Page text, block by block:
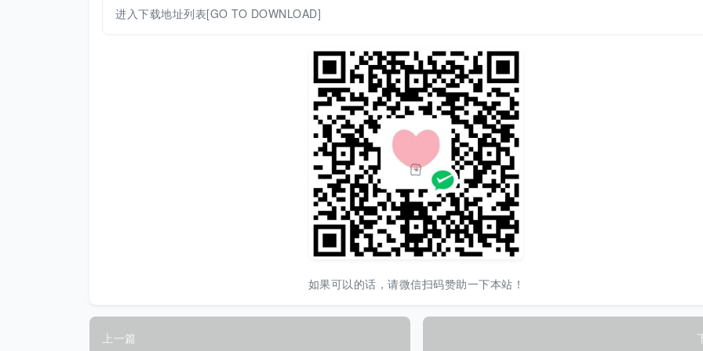
进入下载地址列表[GO TO DOWNLOAD]
如果可以的话，请微信扫码赞助一下本站！
上一篇